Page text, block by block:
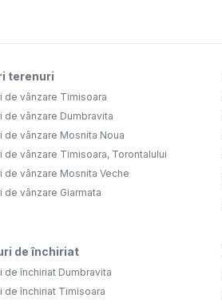
terenuri
de vânzare Timisoara
de vânzare Dumbravita
de vânzare Mosnita Noua
de vânzare Timisoara, Torontalului
de vânzare Mosnita Veche
de vânzare Giarmata
de închiriat
de închiriat Dumbravita
de închiriat Timisoara